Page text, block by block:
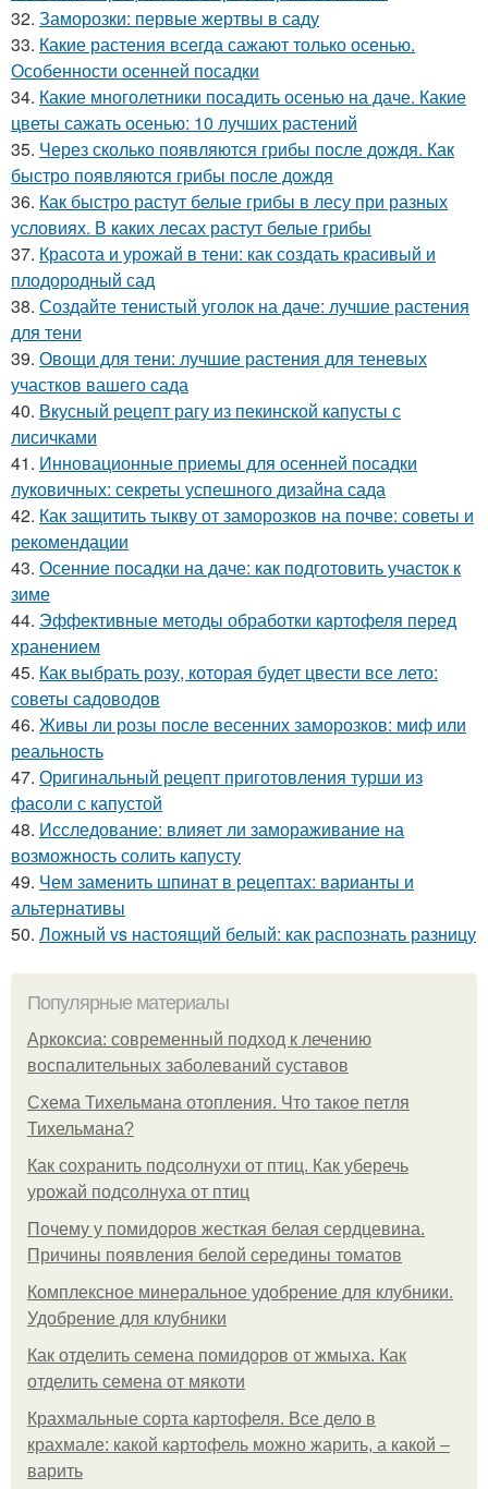
32. Заморозки: первые жертвы в саду
33. Какие растения всегда сажают только осенью.
Особенности осенней посадки
34. Какие многолетники посадить осенью на даче. Какие
цветы сажать осенью: 10 лучших растений
35. Через сколько появляются грибы после дождя. Как
быстро появляются грибы после дождя
36. Как быстро растут белые грибы в лесу при разных
условиях. В каких лесах растут белые грибы
37. Красота и урожай в тени: как создать красивый и
плодородный сад
38. Создайте тенистый уголок на даче: лучшие растения
для тени
39. Овощи для тени: лучшие растения для теневых
участков вашего сада
40. Вкусный рецепт рагу из пекинской капусты с
лисичками
41. Инновационные приемы для осенней посадки
луковичных: секреты успешного дизайна сада
42. Как защитить тыкву от заморозков на почве: советы и
рекомендации
43. Осенние посадки на даче: как подготовить участок к
зиме
44. Эффективные методы обработки картофеля перед
хранением
45. Как выбрать розу, которая будет цвести все лето:
советы садоводов
46. Живы ли розы после весенних заморозков: миф или
реальность
47. Оригинальный рецепт приготовления турши из
фасоли с капустой
48. Исследование: влияет ли замораживание на
возможность солить капусту
49. Чем заменить шпинат в рецептах: варианты и
альтернативы
50. Ложный vs настоящий белый: как распознать разницу
Популярные материалы
Аркоксиа: современный подход к лечению
воспалительных заболеваний суставов
Схема Тихельмана отопления. Что такое петля
Тихельмана?
Как сохранить подсолнухи от птиц. Как уберечь
урожай подсолнуха от птиц
Почему у помидоров жесткая белая сердцевина.
Причины появления белой середины томатов
Комплексное минеральное удобрение для клубники.
Удобрение для клубники
Как отделить семена помидоров от жмыха. Как
отделить семена от мякоти
Крахмальные сорта картофеля. Все дело в
крахмале: какой картофель можно жарить, а какой –
варить